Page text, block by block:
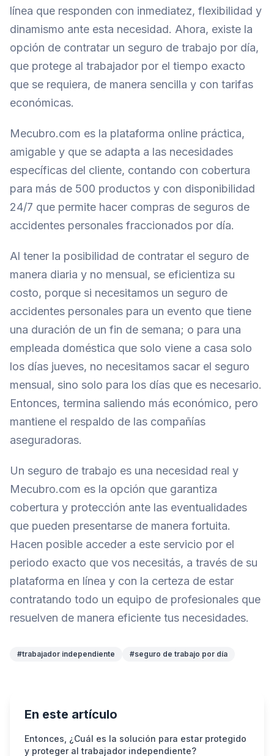
línea que responden con inmediatez, flexibilidad y
dinamismo ante esta necesidad. Ahora, existe la
opción de contratar un seguro de trabajo por día,
que protege al trabajador por el tiempo exacto
que se requiera, de manera sencilla y con tarifas
económicas.
Mecubro.com es la plataforma online práctica,
amigable y que se adapta a las necesidades
específicas del cliente, contando con cobertura
para más de 500 productos y con disponibilidad
24/7 que permite hacer compras de seguros de
accidentes personales fraccionados por día.
Al tener la posibilidad de contratar el seguro de
manera diaria y no mensual, se eficientiza su
costo, porque si necesitamos un seguro de
accidentes personales para un evento que tiene
una duración de un fin de semana; o para una
empleada doméstica que solo viene a casa solo
los días jueves, no necesitamos sacar el seguro
mensual, sino solo para los días que es necesario.
Entonces, termina saliendo más económico, pero
mantiene el respaldo de las compañías
aseguradoras.
Un seguro de trabajo es una necesidad real y
Mecubro.com es la opción que garantiza
cobertura y protección ante las eventualidades
que pueden presentarse de manera fortuita.
Hacen posible acceder a este servicio por el
periodo exacto que vos necesitás, a través de su
plataforma en línea y con la certeza de estar
contratando todo un equipo de profesionales que
resuelven de manera eficiente tus necesidades.
#trabajador independiente #seguro de trabajo por día
En este artículo
Entonces, ¿Cuál es la solución para estar protegido
y proteger al trabajador independiente?